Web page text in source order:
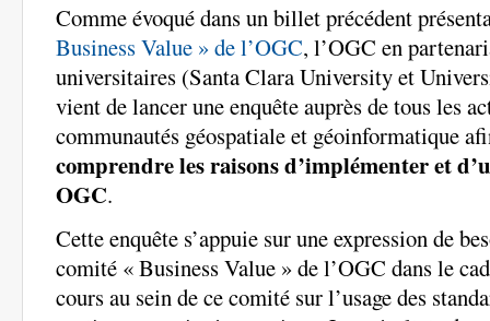
Comme évoqué dans un billet précédent
Business Value » de l’OGC, l’OGC en
universitaires (Santa Clara University et
vient de lancer une enquête auprès de tous les
communautés géospatiale et géoinformatique
comprendre les raisons d’implémenter et
OGC.
Cette enquête s’appuie sur une expression de
comité « Business Value » de l’OGC dans le
cours au sein de ce comité sur l’usage des